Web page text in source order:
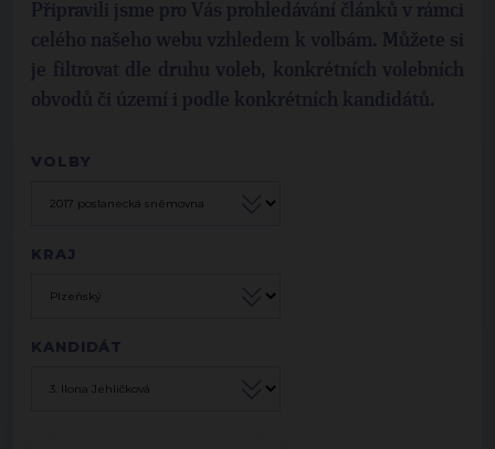
Připravili jsme pro Vás prohledávání článků v rámci
celého našeho webu vzhledem k volbám. Můžete si
je filtrovat dle druhu voleb, konkrétních volebních
obvodů či území i podle konkrétních kandidátů.
VOLBY
KRAJ
KANDIDÁT